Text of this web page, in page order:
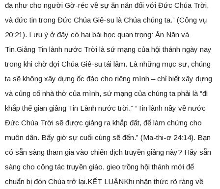
đa như cho người Gờ-réc về sự ăn năn đối với Đức Chúa Trời,
và đức tin trong Đức Chúa Giê-su là Chúa chúng ta.” (Công vụ
20:21). Lưu ý ở đây có hai bài học quan trọng: Ăn Năn và
Tin.Giảng Tin lành nước Trời là sứ mạng của hội thánh ngày nay
trong khi chờ đợi Chúa Giê-su tái lâm. Là những mục sư, chúng
ta sẽ không xây dựng ốc đảo cho riêng mình – chỉ biết xây dựng
và củng cố nhà thờ của mình, sứ mạng của chúng ta phải là “đi
khắp thế gian giảng Tin Lành nước trời.” “Tin lành nầy về nước
Đức Chúa Trời sẽ được giảng ra khắp đất, để làm chứng cho
muôn dân. Bấy giờ sự cuối cùng sẽ đến.” (Ma-thi-ơ 24:14). Bạn
có sẵn sàng tham gia vào chiến dịch truyền giảng này? Hãy sẵn
sàng cho công tác truyền giáo, gieo trồng hội thánh mới để
chuẩn bị đón Chúa trở lại.KẾT LUẬNKhi nhận thức rõ ràng về